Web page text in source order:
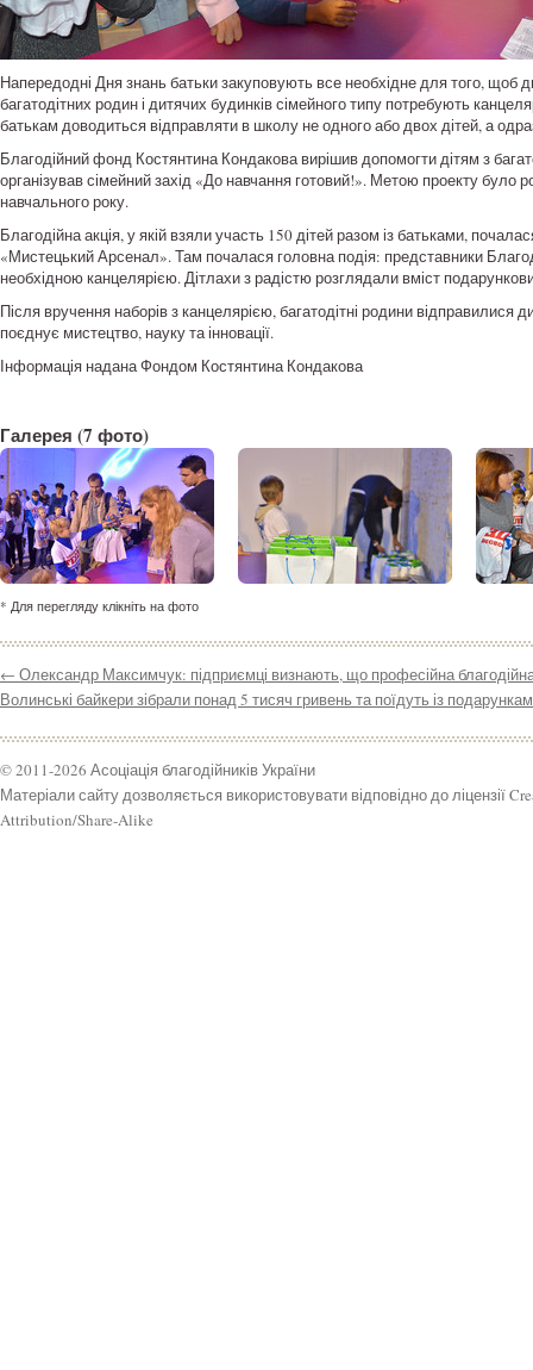
Напередодні Дня знань батьки закуповують все необхідне для того, щоб
багатодітних родин і дитячих будинків сімейного типу потребують
батькам доводиться відправляти в школу не одного або двох дітей, а
Благодійний фонд Костянтина Кондакова вирішив допомогти дітям з
організував сімейний захід «До навчання готовий!». Метою проекту було
навчального року.
Благодійна акція, у якій взяли участь 150 дітей разом із батьками,
«Мистецький Арсенал». Там почалася головна подія: представники
необхідною канцелярією. Дітлахи з радістю розглядали вміст
Після вручення наборів з канцелярією, багатодітні родини
поєднує мистецтво, науку та інновації.
Інформація надана Фондом Костянтина Кондакова
Галерея (7 фото)
* Для перегляду клікніть на фото
← Олександр Максимчук: підприємці визнають, що професійна благодійна
Волинські байкери зібрали понад 5 тисяч гривень та поїдуть із
© 2011-2026 Асоціація благодійників України
Матеріали сайту дозволяється використовувати відповідно до ліцензії
Attribution/Share-Alike